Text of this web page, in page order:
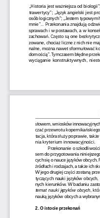
„Historia jest ważniejsza od
trawertycy”; „Język angielski jest
osób logicznych”; „Jestem typowym
mnie”... Przekonania znajdują
sprawach i w postawach, a w
zachowań. Często są one
zowane, chociaż liczne z nich nie
nalne, można nawet sformułować
domością”. Tymczasem błędne
wyciąganie  konstruktywnych,
słowem, wniosków
czać przewrotu kopernikań
tacja, która służy poprawie, także
nia kryterium innowacyjności.
Przekonanie o szkodliwoś
sem do przygotowania
cych się o nau ce  języków  ob cych.
źródłach i rodzajach, a także ich
W jego drugiej części zostaną
tyczących  nauki  języków  obcych,
nych kierunków. W badaniu
temat  nauki  języków  obcych ,
nauką języków obcych a
2. O istocie przekonań